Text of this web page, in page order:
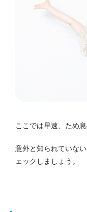
ここでは早速、ため
意外と知られていな
ェックしましょう。